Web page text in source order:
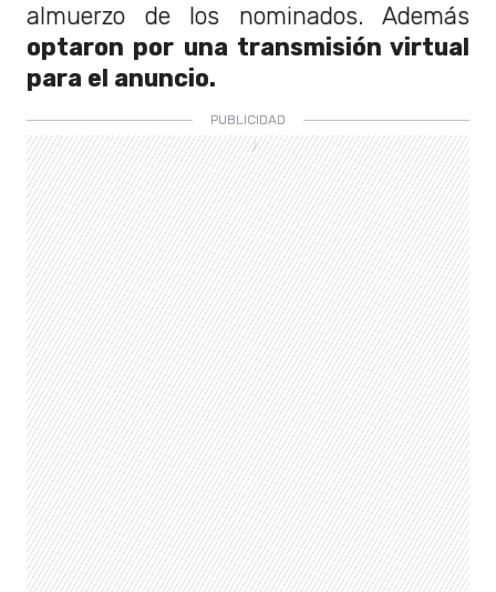
almuerzo de los nominados. Además
optaron por una transmisión virtual
para el anuncio.